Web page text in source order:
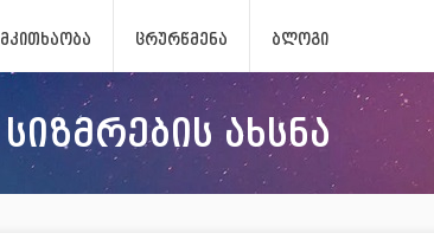
ᲛᲙᲘᲗᲮᲐᲝᲑᲐ ᲪᲠᲣᲠᲬᲛᲔᲜᲐ ᲑᲚᲝᲒᲘ
სიზმრების ახსნა